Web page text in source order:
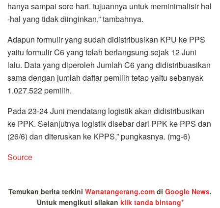
hanya sampai sore hari. tujuannya untuk meminimalisir hal
-hal yang tidak diinginkan,” tambahnya.
Adapun formulir yang sudah didistribusikan KPU ke PPS
yaitu formulir C6 yang telah berlangsung sejak 12 Juni
lalu. Data yang diperoleh Jumlah C6 yang didistribuasikan
sama dengan jumlah daftar pemilih tetap yaitu sebanyak
1.027.522 pemilih.
Pada 23-24 Juni mendatang logistik akan didistribusikan
ke PPK. Selanjutnya logistik disebar dari PPK ke PPS dan
(26/6) dan diteruskan ke KPPS,” pungkasnya. (mg-6)
Source
Temukan berita terkini Wartatangerang.com di Google News.
Untuk mengikuti silakan klik tanda bintang*